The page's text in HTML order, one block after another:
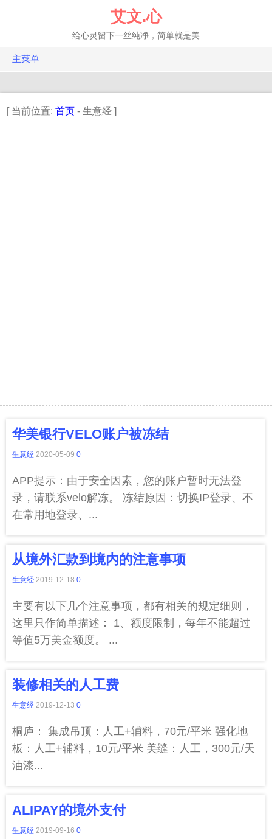
艾文.心
给心灵留下一丝纯净，简单就是美
主菜单
EQ.年轮
[ 当前位置:首页 - 生意经 ]
华美银行VELO账户被冻结
生意经 2020-05-09 0
APP提示：由于安全因素，您的账户暂时无法登
录，请联系velo解冻。 冻结原因：切换IP登录、不
在常用地登录、...
从境外汇款到境内的注意事项
生意经 2019-12-18 0
主要有以下几个注意事项，都有相关的规定细则，
这里只作简单描述： 1、额度限制，每年不能超过
等值5万美金额度。 ...
装修相关的人工费
生意经 2019-12-13 0
桐庐： 集成吊顶：人工+辅料，70元/平米 强化地
板：人工+辅料，10元/平米 美缝：人工，300元/天
油漆...
ALIPAY的境外支付
生意经 2019-09-16 0